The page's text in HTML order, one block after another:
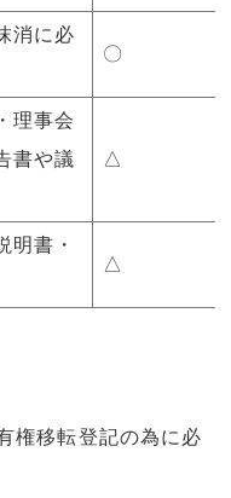
消に必
〇
理事会
書や議
△
明書・
△
権移転登記の為に必